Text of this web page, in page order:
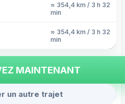
≈ 354,4 km / 3 h 32
min
≈ 354,4 km / 3 h 32
min
MAINTENANT
un autre trajet